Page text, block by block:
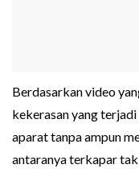
Berdasarkan video
kekerasan yang
aparat tanpa ampun
antaranya terkapar